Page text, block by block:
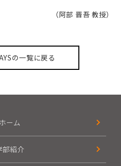
（阿部 晋吾 教授）
の一覧に戻る
ホーム
部紹介